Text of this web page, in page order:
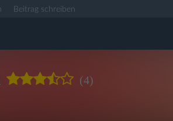
Beitrag schreiben
(4)